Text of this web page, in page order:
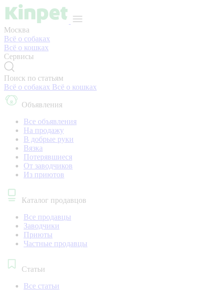
Москва
Всё о собаках
Всё о кошках
Сервисы
Поиск по статьям
Всё о собаках Всё о кошках
Объявления
Все объявления
На продажу
В добрые руки
Вязка
Потерявшиеся
От заводчиков
Из приютов
Каталог продавцов
Все продавцы
Заводчики
Приюты
Частные продавцы
Статьи
Все статьи